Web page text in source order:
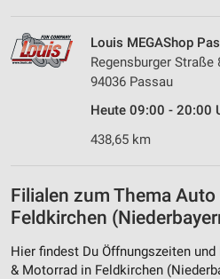
Louis MEGAShop
Regensburger Straße
94036 Passau
Heute 09:00 - 20:00
438,65 km
Filialen zum Thema
Feldkirchen
Hier findest Du Öffnungszeiten
& Motorrad in Feldkirchen